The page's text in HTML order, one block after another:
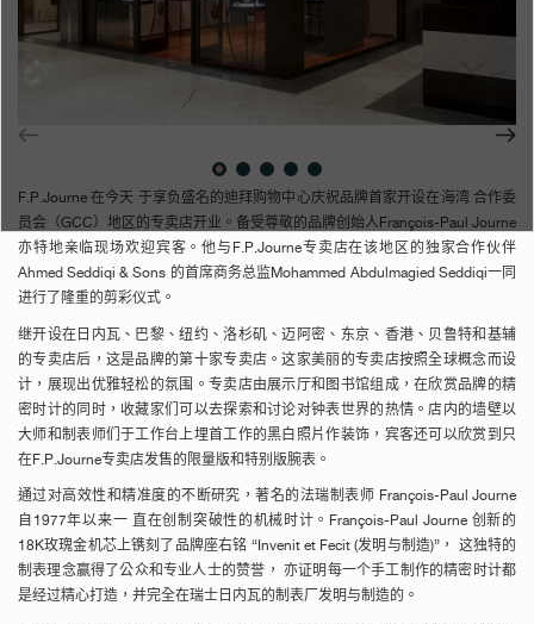
F.P.Journe在今天 于享负盛名的迪拜购物中心庆祝品牌首家开设在海湾 合作委
员会 （GCC） 地区的专卖店开业。备受尊敬的品牌创始人 François-Paul Journe
亦特地亲临现场欢迎宾客。他与 F.P.Journe专卖店在该地区的独家合作伙伴
Ahmed Seddiqi & Sons 的首席商务总监 Mohammed Abdulmagied Seddiqi一同
进行了隆重的剪彩仪式。
继开设在日内瓦、巴黎、纽约、洛杉矶、迈阿密、东京、香港、贝鲁特和基辅
的专卖店后，这是品牌的第十家专卖店。这家美丽的专卖店按照全球概念而设
计，展现出优雅轻松的氛围。专卖店由展示厅和图书馆组成，在欣赏品牌的精
密时计的同时，收藏家们可以去探索和讨论对钟表世界的热情。店内的墙壁以
大师和制表师们于工作台上埋首工作的黑白照片作装饰，宾客还可以欣赏到只
在 F.P.Journe专卖店发售的限量版和特别版腕表。
通过对高效性和精准度的不断研究，著名的法瑞制表师 François-Paul Journe
自 1977年以来一 直在创制突破性的机械时计。 François-Paul Journe 创新的
18K玫瑰金机芯上镌刻了品牌座右铭 “Invenit et Fecit (发明与制造)” ，
这独特的
制表理念赢得了公众和专业人士的赞誉，
亦证明每一个手工制作的精密时计都
是经过精心打造，并完全在瑞士日内瓦的制表厂发明与制造的。